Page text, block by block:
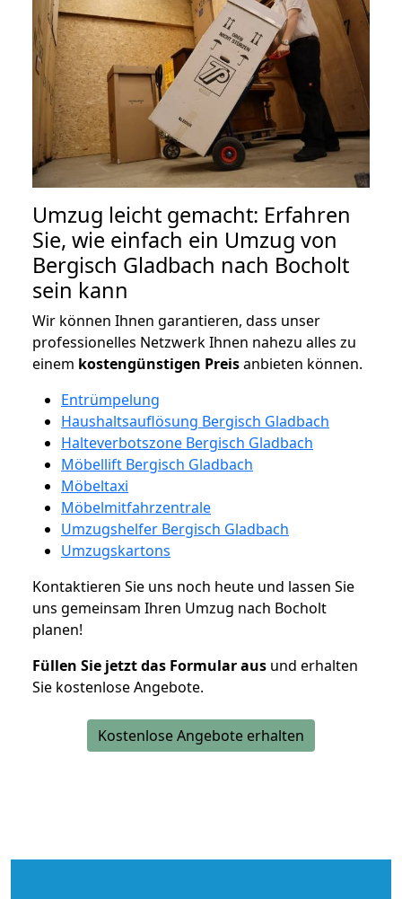
Umzug leicht gemacht: Erfahren
Sie, wie einfach ein Umzug von
Bergisch Gladbach nach Bocholt
sein kann
Wir können Ihnen garantieren, dass unser
professionelles Netzwerk Ihnen nahezu alles zu
einem kostengünstigen Preisanbieten können.
Entrümpelung
Haushaltsauflösung Bergisch Gladbach
Halteverbotszone Bergisch Gladbach
Möbellift Bergisch Gladbach
Möbeltaxi
Möbelmitfahrzentrale
Umzugshelfer Bergisch Gladbach
Umzugskartons
Kontaktieren Sie uns noch heute und lassen Sie
uns gemeinsam Ihren Umzug nach Bocholt
planen!
Füllen Sie jetzt das Formular aus und erhalten
Sie kostenlose Angebote.
Kostenlose Angebote erhalten